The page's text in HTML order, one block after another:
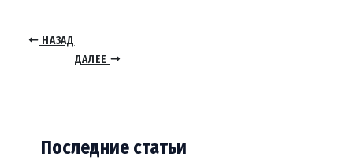
НАЗАД
ДАЛЕЕ
Последние статьи